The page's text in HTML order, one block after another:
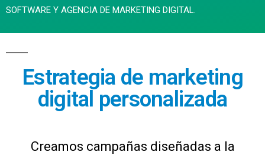
SOFTWARE Y AGENCIA DE MARKETING DIGITAL.
Estrategia de marketing
digital personalizada
Creamos campañas diseñadas a la